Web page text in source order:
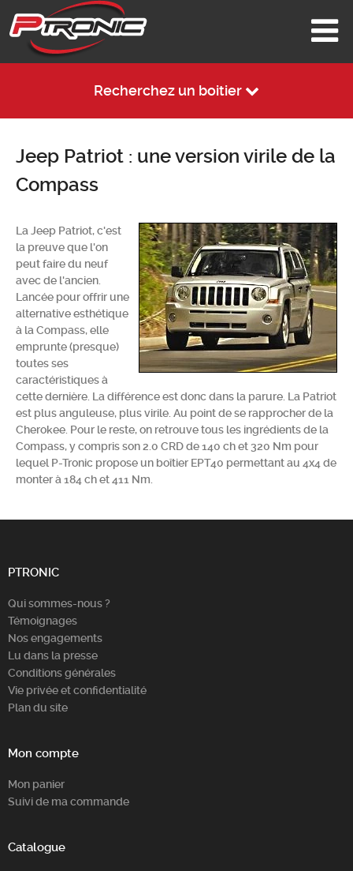
Recherchez un boitier
Chercher
Jeep Patriot : une version virile de la
Compass
La Jeep Patriot, c'est
la preuve que l'on
peut faire du neuf
avec de l'ancien.
Lancée pour offrir une
alternative esthétique
à la Compass, elle
emprunte (presque)
toutes ses
caractéristiques à
cette dernière. La différence est donc dans la parure. La Patriot
est plus anguleuse, plus virile. Au point de se rapprocher de la
Cherokee. Pour le reste, on retrouve tous les ingrédients de la
Compass, y compris son 2.0 CRD de 140 ch et 320 Nm pour
lequel P-Tronic propose un boîtier EPT40 permettant au 4x4 de
monter à 184 ch et 411 Nm.
PTRONIC
Qui sommes-nous ?
Témoignages
Nos engagements
Lu dans la presse
Conditions générales
Vie privée et confidentialité
Plan du site
Mon compte
Mon panier
Suivi de ma commande
Catalogue